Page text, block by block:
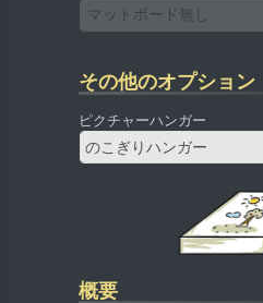
マットボード無し
その他のオプション
ピクチャーハンガー
のこぎりハンガー
概要